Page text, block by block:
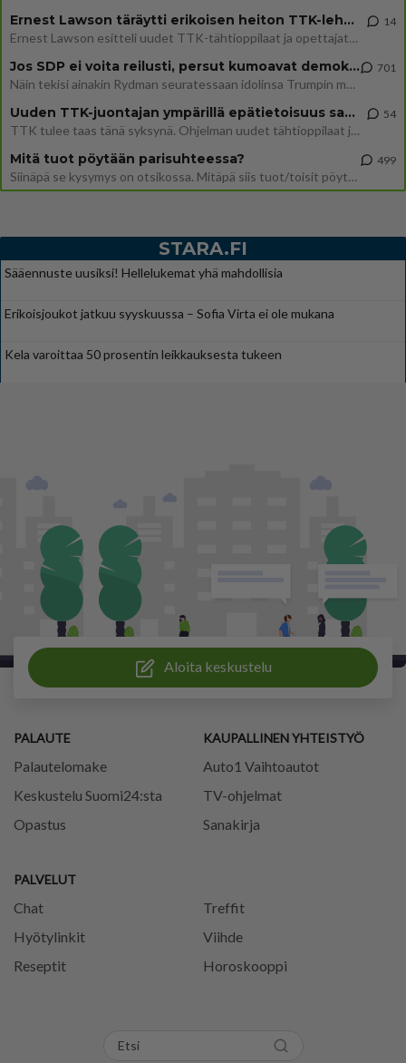
Ernest Lawson täräytti erikoisen heiton TTK-lehdistötilaisuudessa: " Onko tässä tarkoituksena...?"
Ernest Lawson esitteli uudet TTK-tähtioppilaat ja opettajat torstaina 6.8. lehdistölle. Tulevalla kaudella on yksi hausk
14
Jos SDP ei voita reilusti, persut kumoavat demokratian Suomesta
Näin tekisi ainakin Rydman seuratessaan idolinsa Trumpin mallia https://www.is.fi/politiikka/art-2000012187244.html
701
Uuden TTK-juontajan ympärillä epätietoisuus sakenee - Nyt MTV hämmentää soppaa
TTK tulee taas tänä syksynä. Ohjelman uudet tähtioppilaat julkistetaan torstaina 6. elokuuta klo 14 alkavassa lehdistö
54
Mitä tuot pöytään parisuhteessa?
Siinäpä se kysymys on otsikossa. Mitäpä siis tuot/toisit pöytään parisuhteessa? Oletko mies vai nainen? Koetko sen mitä
499
STARA.FI
Sääennuste uusiksi! Hellelukemat yhä mahdollisia
Erikoisjoukot jatkuu syyskuussa – Sofia Virta ei ole mukana
Kela varoittaa 50 prosentin leikkauksesta tukeen
Aloita keskustelu
PALAUTE
Palautelomake
Keskustelu Suomi24:sta
Opastus
PALVELUT
Chat
Treffit
Hyötylinkit
Viihde
Reseptit
Horoskooppi
KAUPALLINEN YHTEISTYÖ
Auto1 Vaihtoautot
TV-ohjelmat
Sanakirja